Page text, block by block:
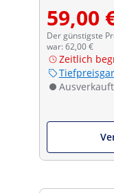
59,00
Der günstigste
war: 62,00 €
Zeitlich
Ausverkauft